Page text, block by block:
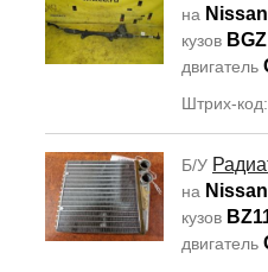
на
кузов
двигатель
Штрих-
Б/У
на
кузов
двигатель